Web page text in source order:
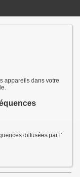
appareils dans votre
diffusées par l'